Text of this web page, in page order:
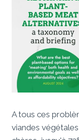
A tous ces
viandes